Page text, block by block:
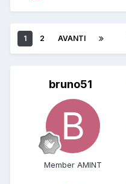
1 2 AVANTI
bruno51
Member AMINT